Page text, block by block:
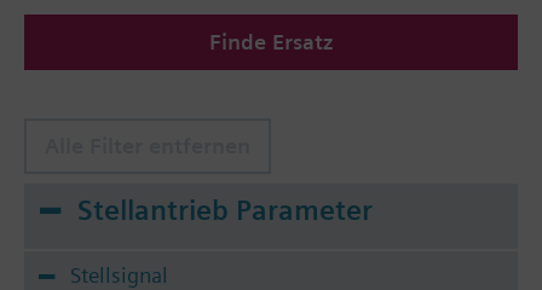
Finde Ersatz
Stellantrieb Parameter
Stellsignal